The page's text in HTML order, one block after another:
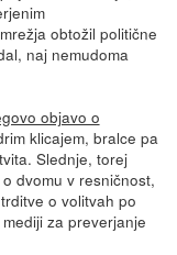
obtožil politične
naj nemudoma
objavo o
klicajem, bralce pa
Slednje, torej
dvomu v resničnost,
o volitvah po
za preverjanje